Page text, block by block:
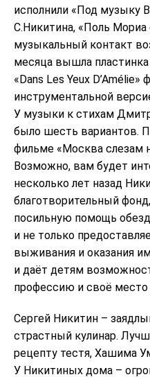
исполнили «Под музыку
С.Никитина, «Поль Мориа
музыкальный контакт
месяца вышла
«Dans Les Yeux
инструментальной
У музыки к стихам
было шесть вариантов.
фильме «Москва слезам
Возможно, вам будет
несколько лет назад
благотворительный
посильную помощь
и не только
выживания и оказания
и даёт детям
профессию и своё
Сергей Никитин –
страстный кулинар.
рецепту тестя, Хашима
У Никитиных дома –